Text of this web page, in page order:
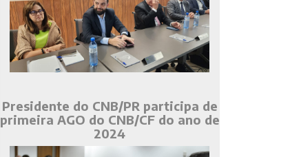
Presidente do CNB/PR participa de
primeira AGO do CNB/CF do ano de
2024